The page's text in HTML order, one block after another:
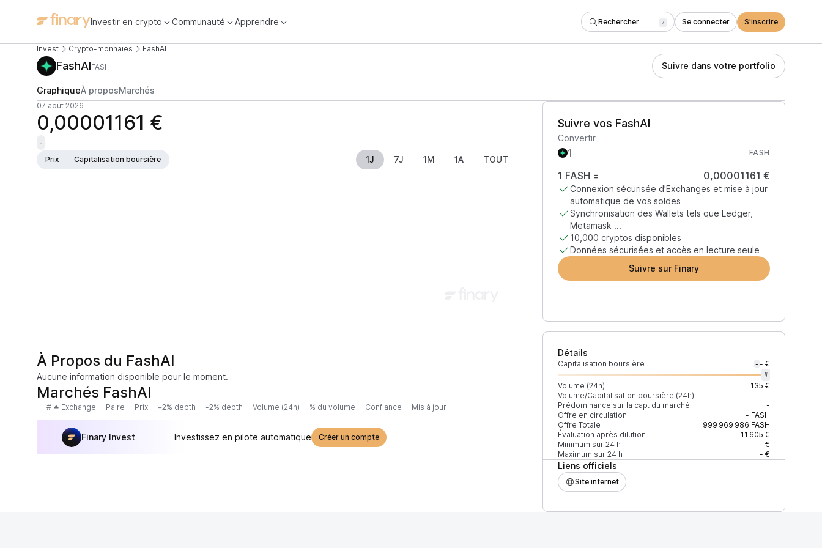
Investir en crypto Communauté Apprendre Rechercher / Se connecter S'inscrire
Invest Crypto-monnaies FashAI
FashAIFASH Suivre dans votre portfolio
GraphiqueÀ proposMarchés
07 août 2026
0,00001161 €
-
Prix
Capitalisation boursière 1J 7J 1M 1A TOUT
Suivre vos FashAI
Convertir
FASH
1 FASH = 0,00001161 €
Connexion sécurisée d’Exchanges et mise à jour
automatique de vos soldes
Synchronisation des Wallets tels que Ledger,
Metamask ...
10,000 cryptos disponibles
Données sécurisées et accès en lecture seule
Suivre sur Finary
Détails
Capitalisation boursière - - €
#
Volume (24h)
135 €
Volume/Capitalisation boursière (24h)
-
Prédominance sur la cap. du marché
-
Offre en circulation
- FASH
Offre Totale
999 969 986 FASH
Évaluation après dilution
11 605 €
Minimum sur 24 h
- €
Maximum sur 24 h
- €
Liens officiels
Site internet
À Propos du FashAI
Aucune information disponible pour le moment.
Marchés FashAI
# Exchange Paire Prix +2% depth -2% depth Volume (24h) % du volume Confiance Mis à jour
Finary Invest Investissez en pilote automatique Créer un compte